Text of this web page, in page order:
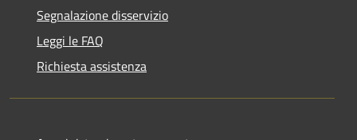
Segnalazione disservizio
Leggi le FAQ
Richiesta assistenza